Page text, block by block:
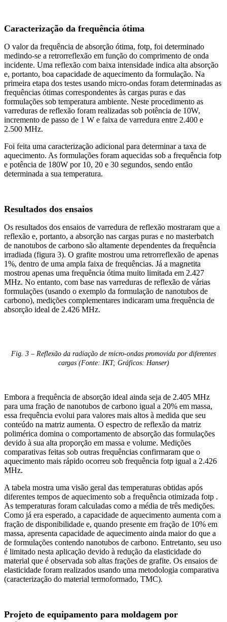
Caracterização da frequência ótima
O valor da frequência de absorção ótima, fotp, foi determinado
medindo-se a retrorreflexão em função do comprimento de onda
incidente. Uma reflexão com baixa intensidade indica alta absorção
e, portanto, boa capacidade de aquecimento da formulação. Na
primeira etapa dos testes usando micro-ondas foram determinadas as
frequências ótimas correspondentes às cargas puras e das
formulações sob temperatura ambiente. Neste procedimento as
varreduras de reflexão foram realizadas sob potência de 10W,
incremento de passo de 1 W e faixa de varredura entre 2.400 e
2.500 MHz.
Foi feita uma caracterização adicional para determinar a taxa de
aquecimento. As formulações foram aquecidas sob a frequência fotp
e potência de 180W por 10, 20 e 30 segundos, sendo então
determinada a sua temperatura.
Resultados dos ensaios
Os resultados dos ensaios de varredura de reflexão mostraram que a
reflexão e, portanto, a absorção nas cargas puras e no masterbatch
de nanotubos de carbono são altamente dependentes da frequência
irradiada (figura 3). O grafite mostrou uma retrorreflexão de apenas
1%, dentro de uma ampla faixa de frequências. Já a magnetita
mostrou apenas uma frequência ótima muito limitada em 2.427
MHz. No entanto, com base nas varreduras de reflexão de várias
formulações (usando o exemplo da formulação de nanotubos de
carbono), medições complementares indicaram uma frequência de
absorção ideal de 2.426 MHz.
Fig. 3 – Reflexão da radiação de micro-ondas promovida por diferentes
cargas (Fonte: IKT; Gráficos: Hanser)​​​​​​​
Embora a frequência de absorção ideal ainda seja de 2.405 MHz
para uma fração de nanotubos de carbono igual a 20% em massa,
essa frequência evolui para valores mais altos à medida que seu
conteúdo na matriz aumenta. O espectro de reflexão da matriz
polimérica domina o comportamento de absorção das formulações
devido à sua alta proporção em massa e volume. Medições
comparativas feitas sob outras frequências confirmaram que o
aquecimento mais rápido ocorreu sob frequência fotp igual a 2.426
MHz.
A tabela mostra uma visão geral das temperaturas obtidas após
diferentes tempos de aquecimento sob a frequência otimizada fotp .
As temperaturas foram calculadas como a média de três medições.
Como já era esperado, a capacidade de aquecimento aumenta com a
fração de disponibilidade e, quando presente em fração de 10% em
massa, apresenta capacidade de aquecimento ainda maior do que a
de formulações contendo nanotubos de carbono. Entretanto, seu uso
é limitado nesta aplicação devido à redução da elasticidade do
material que é observada sob altas frações de grafite. Os ensaios de
elasticidade foram realizados usando uma metodologia comparativa
(caracterização do material termoformado, TMC).
Projeto de equipamento para moldagem por